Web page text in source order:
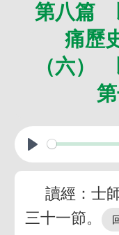
第八篇
痛歷
（六）
讀經：士
三十一節。